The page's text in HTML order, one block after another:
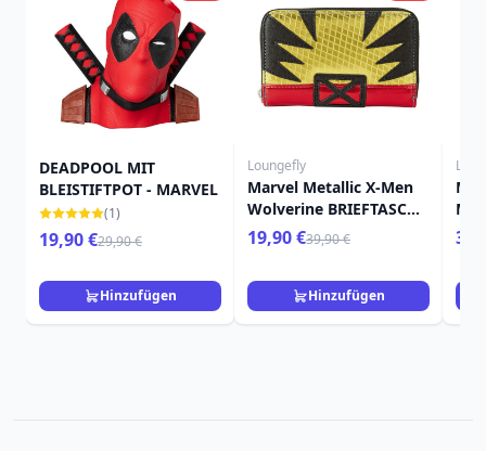
DEADPOOL MIT
BLEISTIFTPOT - MARVEL
(1)
19,90 €29,90 €
Hinzufügen
Loungefly
Marvel Metallic X-Men
Wolverine BRIEFTASCHE
– MARVEL LOUNGEFLY
19,90 €39,90 €
Hinzufügen